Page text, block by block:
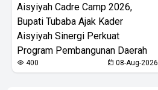
Aisyiyah Cadre Camp 2026,
Bupati Tubaba Ajak Kader
Aisyiyah Sinergi Perkuat
Program Pembangunan Daerah
400 08-Aug-2026